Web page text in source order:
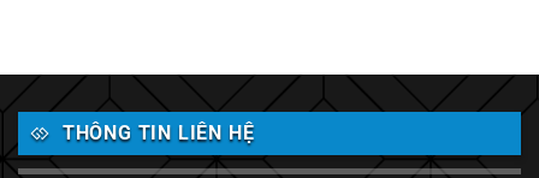
THÔNG TIN LIÊN HỆ